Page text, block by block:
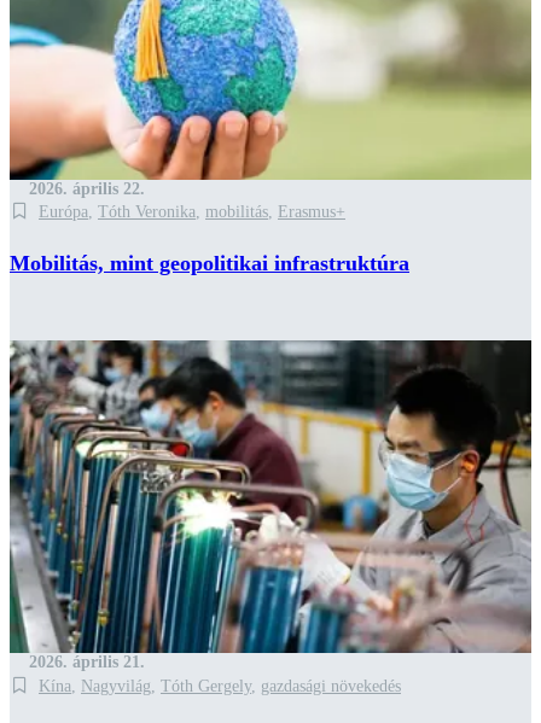
2026. április 22.
Európa Tóth Veronika mobilitás Erasmus+
Mobilitás, mint geopolitikai infrastruktúra
2026. április 21.
Kína
Nagyvilág Tóth Gergely, gazdasági növekedés